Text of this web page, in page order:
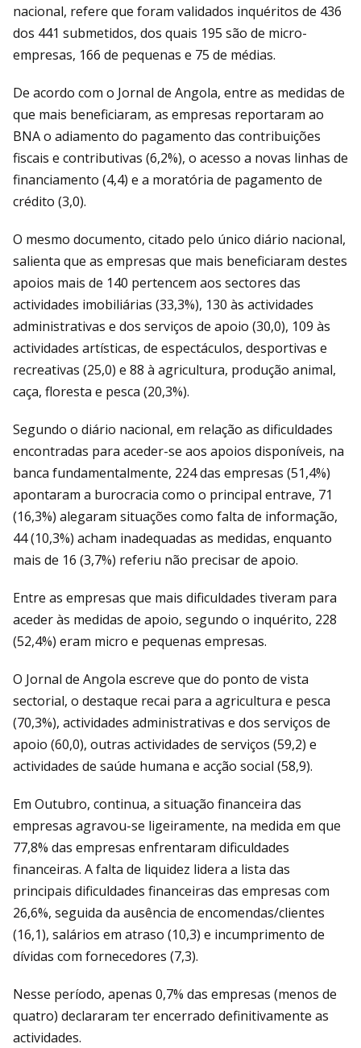
nacional, refere que foram validados inquéritos de 436
dos 441 submetidos, dos quais 195 são de micro-
empresas, 166 de pequenas e 75 de médias.
De acordo com o Jornal de Angola, entre as medidas de
que mais beneficiaram, as empresas reportaram ao
BNA o adiamento do pagamento das contribuições
fiscais e contributivas (6,2%), o acesso a novas linhas de
financiamento (4,4) e a moratória de pagamento de
crédito (3,0).
O mesmo documento, citado pelo único diário nacional,
salienta que as empresas que mais beneficiaram destes
apoios mais de 140 pertencem aos sectores das
actividades imobiliárias (33,3%), 130 às actividades
administrativas e dos serviços de apoio (30,0), 109 às
actividades artísticas, de espectáculos, desportivas e
recreativas (25,0) e 88 à agricultura, produção animal,
caça, floresta e pesca (20,3%).
Segundo o diário nacional, em relação as dificuldades
encontradas para aceder-se aos apoios disponíveis, na
banca fundamentalmente, 224 das empresas (51,4%)
apontaram a burocracia como o principal entrave, 71
(16,3%) alegaram situações como falta de informação,
44 (10,3%) acham inadequadas as medidas, enquanto
mais de 16 (3,7%) referiu não precisar de apoio.
Entre as empresas que mais dificuldades tiveram para
aceder às medidas de apoio, segundo o inquérito, 228
(52,4%) eram micro e pequenas empresas.
O Jornal de Angola escreve que do ponto de vista
sectorial, o destaque recai para a agricultura e pesca
(70,3%), actividades administrativas e dos serviços de
apoio (60,0), outras actividades de serviços (59,2) e
actividades de saúde humana e acção social (58,9).
Em Outubro, continua, a situação financeira das
empresas agravou-se ligeiramente, na medida em que
77,8% das empresas enfrentaram dificuldades
financeiras. A falta de liquidez lidera a lista das
principais dificuldades financeiras das empresas com
26,6%, seguida da ausência de encomendas/clientes
(16,1), salários em atraso (10,3) e incumprimento de
dívidas com fornecedores (7,3).
Nesse período, apenas 0,7% das empresas (menos de
quatro) declararam ter encerrado definitivamente as
actividades.